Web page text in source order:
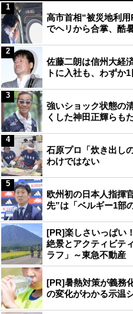
高市首相“被災地利
でヘリから合掌、酷
1
佐藤二朗は信州大経
トに入社も、わずか
2
強いショック状態の
くした神田正輝らも
3
石原プロ「炊き出し
わけではない
4
欧州初の日本人指揮
先”は「ベルギー1部
5
[PR]楽しさいっぱい
絶景とアクティビテ
ラフ」～東急不動産
[PR]暑熱対策が義務
の変化がわかる示温